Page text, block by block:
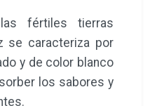
fértiles tierras
se caracteriza por
y de color blanco
los sabores y